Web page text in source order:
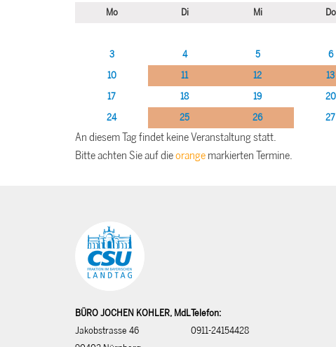
Mo Di Mi Do
3
4 5 6
10
11 12 13
17
18 19 20
24
25 26 27
An diesem Tag findet keine Veranstaltung statt.
Bitte achten Sie auf dieorange markierten Termine.
BÜRO JOCHEN KOHLER, MdL
Jakobstrasse 46
Telefon:
0911-24154428